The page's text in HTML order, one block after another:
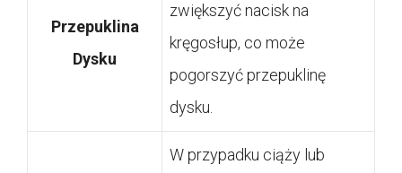
Przepuklina
Dysku
zwiększyć nacisk na
kręgosłup, co może
pogorszyć przepuklinę
dysku.
W przypadku ciąży lub